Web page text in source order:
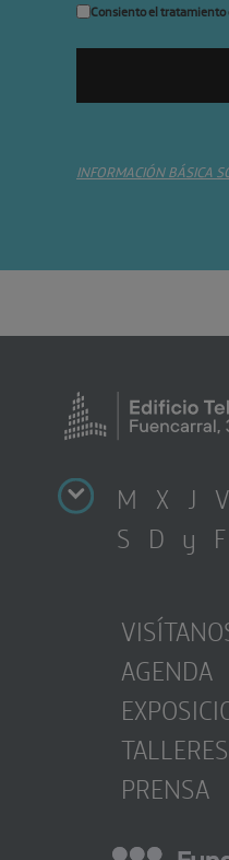
Consiento el tratamiento
INFORMACIÓN BÁSICA
M X J
S D y
AGENDA
TALLERES
PRENSA